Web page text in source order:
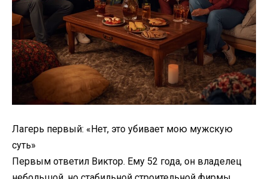
Лагерь первый: «Нет, это убивает мою мужскую
суть»
Первым ответил Виктор. Ему 52 года, он владелец